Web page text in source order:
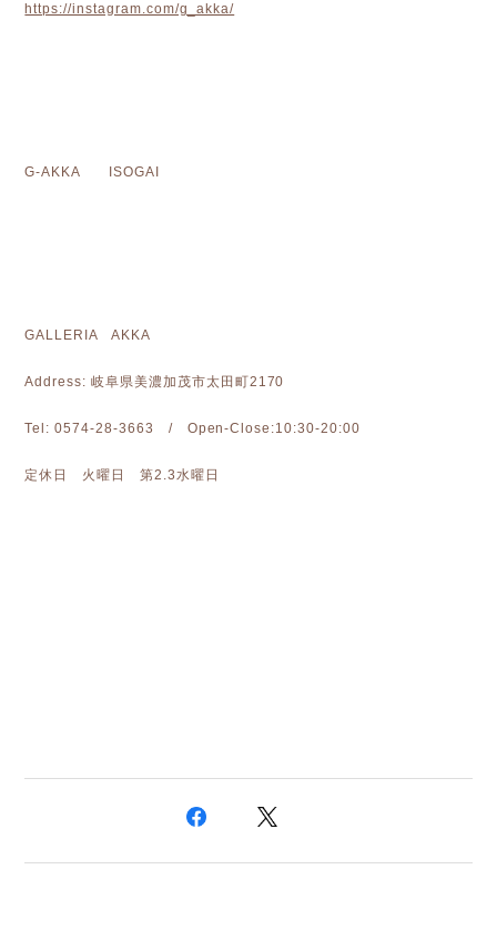
https://instagram.com/g_akka/
G-AKKA ISOGAI
GALLERIA AKKA
Address: 岐阜県美濃加茂市太田町2170
Tel: 0574-28-3663 / Open-Close:10:30-20:00
定休日 火曜日 第2.3水曜日